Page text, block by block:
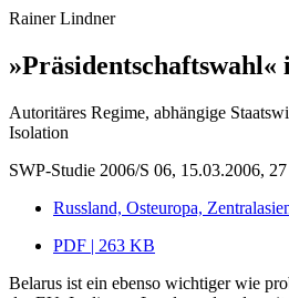
Rainer Lindner
»Präsidentschaftswahl«
Autoritäres Regime, abhängige
Isolation
SWP-Studie 2006/S 06, 15.03.2006, 27
Russland, Osteuropa,
PDF | 263 KB
Belarus ist ein ebenso wichtiger wie